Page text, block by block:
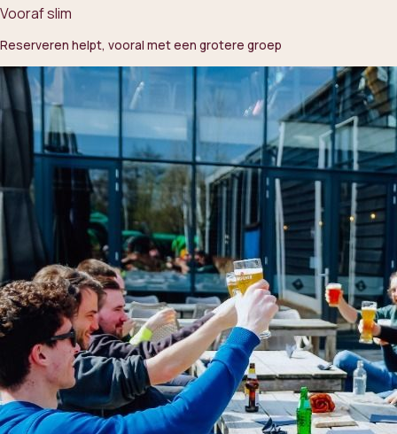
Vooraf slim
Reserveren helpt, vooral met een grotere groep